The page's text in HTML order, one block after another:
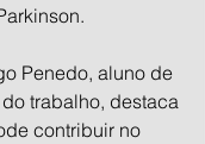
Penedo, aluno de
trabalho, destaca
contribuir no